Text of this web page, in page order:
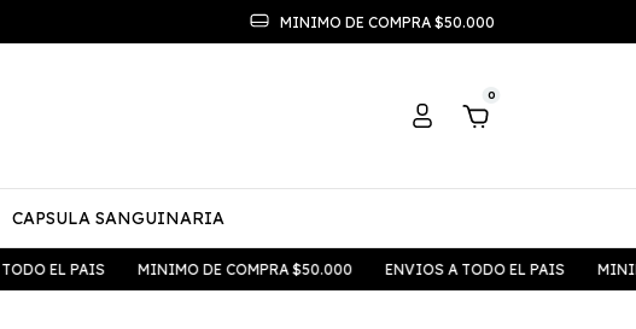
MINIMO DE COMPRA $50.000
0
CAPSULA SANGUINARIA
EL PAIS MINIMO DE COMPRA $50.000 ENVIOS A TODO EL PAIS